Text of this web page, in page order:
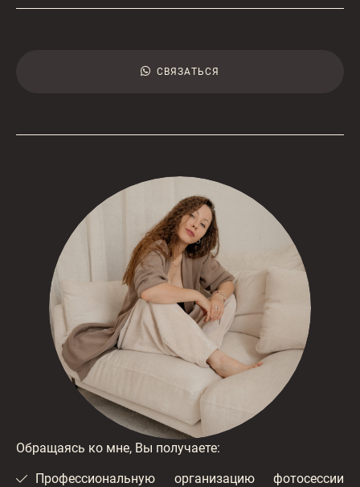
СВЯЗАТЬСЯ
Обращаясь ко мне, Вы получаете:
Профессиональную организацию фотосессии